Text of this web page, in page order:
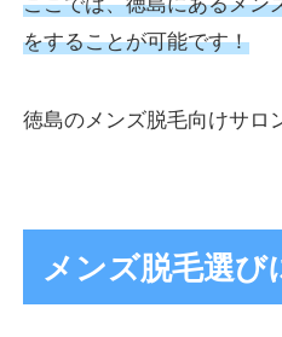
をすることが可能です！
徳島のメンズ脱毛向けサロ
メンズ脱毛選び